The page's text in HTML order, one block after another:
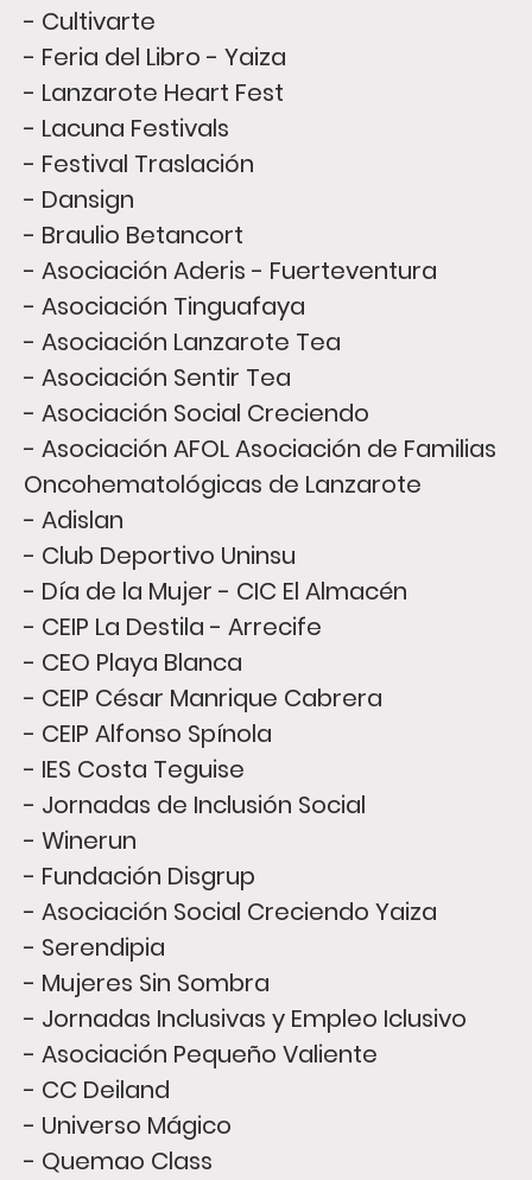
- Cultivarte
- Feria del Libro - Yaiza
- Lanzarote Heart Fest
- Lacuna Festivals
- Festival Traslación
- Dansign
- Braulio Betancort
- Asociación Aderis - Fuerteventura
- Asociación Tinguafaya
- Asociación Lanzarote Tea
- Asociación Sentir Tea
- Asociación Social Creciendo
- Asociación AFOL Asociación de Familias
Oncohematológicas de Lanzarote
- Adislan
- Club Deportivo Uninsu
- Día de la Mujer - CIC El Almacén
- CEIP La Destila - Arrecife
- CEO Playa Blanca
- CEIP César Manrique Cabrera
- CEIP Alfonso Spínola
- IES Costa Teguise
- Jornadas de Inclusión Social
- Winerun
- Fundación Disgrup
- Asociación Social Creciendo Yaiza
- Serendipia
- Mujeres Sin Sombra
- Jornadas Inclusivas y Empleo Iclusivo
- Asociación Pequeño Valiente
- CC Deiland
- Universo Mágico
- Quemao Class